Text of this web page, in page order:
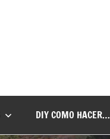
DIY COMO HACER…